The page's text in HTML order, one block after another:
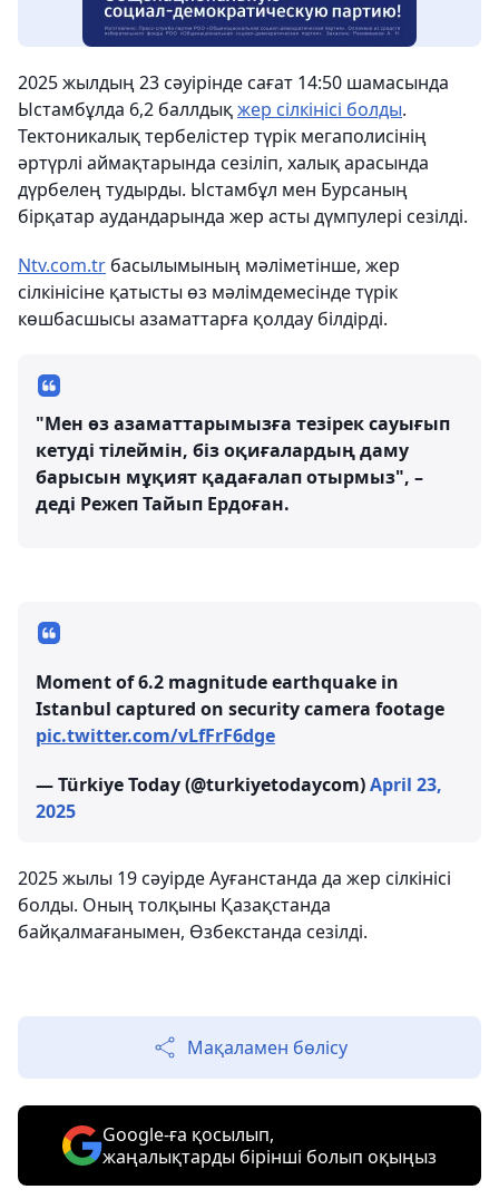
2025 жылдың 23 сәуірінде сағат 14:50 шамасында
Ыстамбұлда 6,2 баллдықжер сілкінісі болды.
Тектоникалық тербелістер түрік мегаполисінің
әртүрлі аймақтарында сезіліп, халық арасында
дүрбелең тудырды. Ыстамбұл мен Бурсаның
бірқатар аудандарында жер асты дүмпулері сезілді.
Ntv.com.tr басылымының мәліметінше, жер
сілкінісіне қатысты өз мәлімдемесінде түрік
көшбасшысы азаматтарға қолдау білдірді.
"Мен өз азаматтарымызға тезірек сауығып
кетуді тілеймін, біз оқиғалардың даму
барысын мұқият қадағалап отырмыз", –
деді Режеп Тайып Ердоған.
Moment of 6.2 magnitude earthquake in
Istanbul captured on security camera footage
pic.twitter.com/vLfFrF6dge
— Türkiye Today (@turkiyetodaycom)April 23,
2025
2025 жылы 19 сәуірде Ауғанстанда да жер сілкінісі
болды. Оның толқыны Қазақстанда
байқалмағанымен, Өзбекстанда сезілді.
Мақаламен бөлісу
Google-ға қосылып,
жаңалықтарды бірінші болып оқыңыз